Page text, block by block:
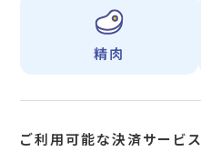
精肉
ご利用可能な決済サービス